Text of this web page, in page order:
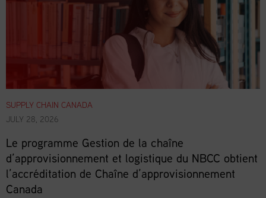
SUPPLY CHAIN CANADA
JULY 28, 2026
Le programme Gestion de la chaîne
d’approvisionnement et logistique du NBCC obtient
l’accréditation de Chaîne d’approvisionnement
Canada